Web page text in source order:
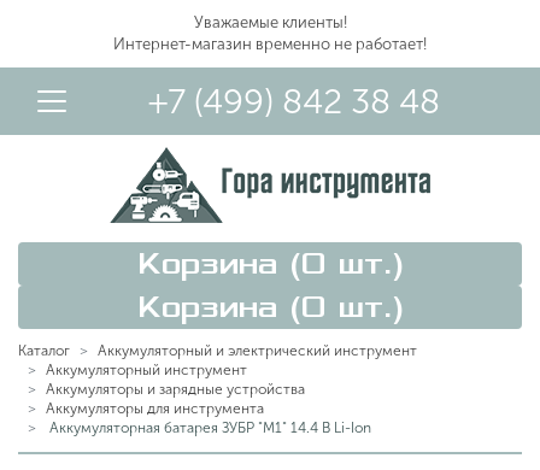
Уважаемые клиенты!
Интернет-магазин временно не работает!
+7 (499) 842 38 48
Вход в Личный Кабинет
Корзина (0 шт.)
Корзина (0 шт.)
Каталог
Аккумуляторный и электрический инструмент
Аккумуляторный инструмент
Аккумуляторы и зарядные устройства
Аккумуляторы для инструмента
Аккумуляторная батарея ЗУБР "М1" 14.4 В Li-Ion